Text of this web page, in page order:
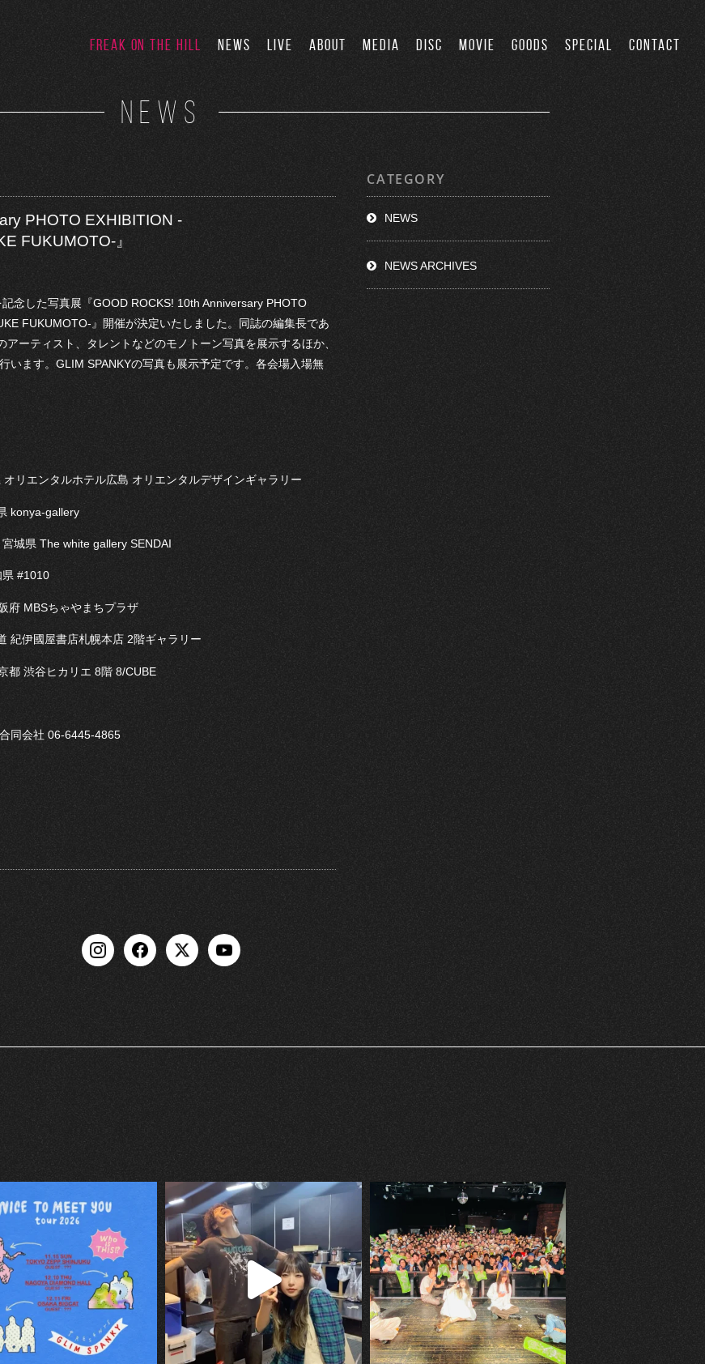
FREAK ON THE HILL NEWS LIVE ABOUT MEDIA DISC MOVIE GOODS SPECIAL CONTACT
NEWS
PHOTO EXHIBITION -
FUKUMOTO-』
念した写真展『GOOD ROCKS! 10th Anniversary PHOTO
FUKUMOTO-』開催が決定いたしました。同誌の編集長であ
ーティスト、タレントなどのモノトーン写真を展示するほか、
います。GLIM SPANKYの写真も展示予定です。各会場入場無
リエンタルホテル広島 オリエンタルデザインギャラリー
konya-gallery
城県 The white gallery SENDAI
#1010
府 MBSちゃやまちプラザ
紀伊國屋書店札幌本店 2階ギャラリー
都 渋谷ヒカリエ 8階 8/CUBE
同会社 06-6445-4865
CATEGORY
NEWS
NEWS ARCHIVES